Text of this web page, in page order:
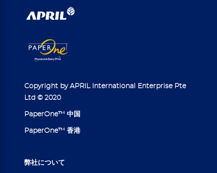
Copyright by APRIL International Enterprise Pte
Ltd © 2020
PaperOne™ 中国
PaperOne™ 香港
弊社について